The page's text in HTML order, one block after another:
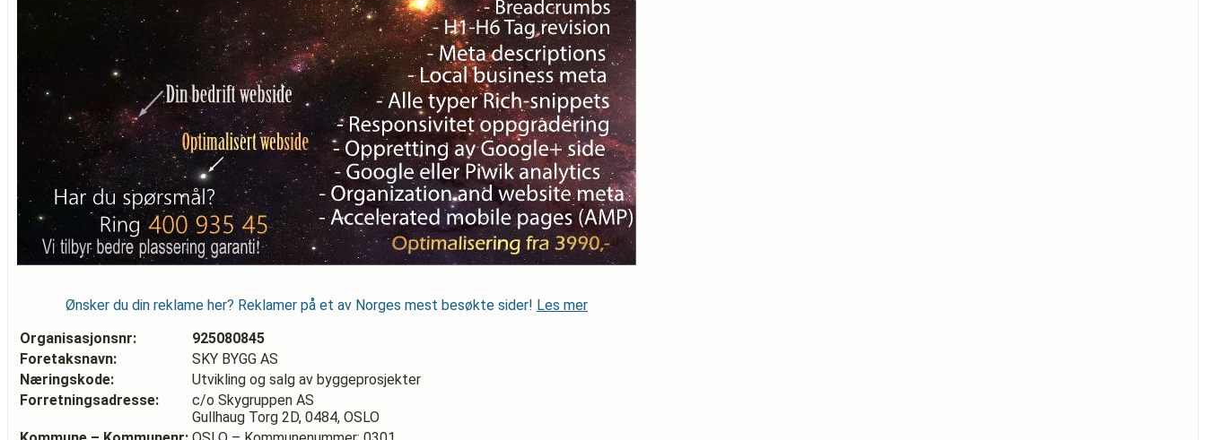
Ønsker du din reklame her? Reklamer på et av Norges mest besøkte sider! Les mer
Organisasjonsnr:
925080845
Foretaksnavn:
SKY BYGG AS
Næringskode:
Utvikling og salg av byggeprosjekter
Forretningsadresse:
c/o Skygruppen AS
Gullhaug Torg 2D, 0484, OSLO